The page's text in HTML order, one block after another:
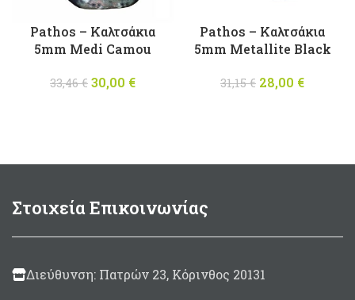
Pathos – Καλτσάκια
5mm Medi Camou
33,46€
Original
30,00 €
Pathos – Καλτσάκια
5mm Metallite Black
31,15€
Original
28,00 €
Στοιχεία Επικοινωνίας
Διεύθυνση: Πατρών 23, Κόρινθος 20131